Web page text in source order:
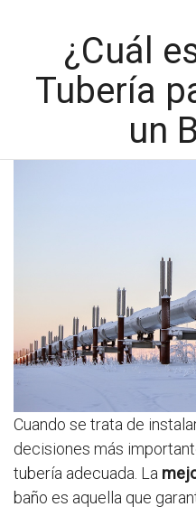
¿Cuál
Tubería
un
Cuando se trata de
decisiones más
tubería adecuada. La
baño es aquella que